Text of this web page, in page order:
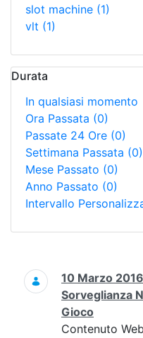
slot machine (1)
vlt (1)
Durata
In qualsiasi momento
Ora Passata (0)
Passate 24 Ore (0)
Settimana Passata (0)
Mese Passato (0)
Anno Passato (0)
Intervallo
Ricerca
10 Marzo
Sorveglianza
Gioco
Contenuto Web